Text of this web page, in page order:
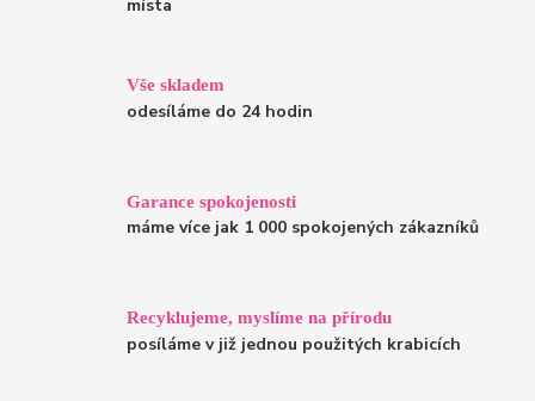
místa
Vše skladem
odesíláme do 24 hodin
Garance spokojenosti
máme více jak 1 000 spokojených zákazníků
Recyklujeme, myslíme na přírodu
posíláme v již jednou použitých krabicích